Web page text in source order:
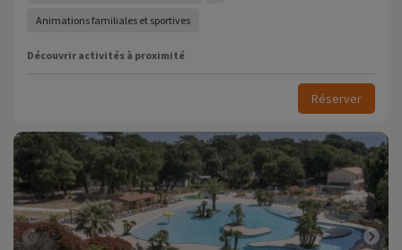
Animations familiales et sportives
Découvrir activités à proximité
Réserver